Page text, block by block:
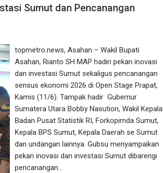
Sumut dan Pencanangan
topmetro.news, Asahan – Wakil Bupati
Asahan, Rianto SH MAP hadiri pekan inovasi
dan investasi Sumut sekaligus pencanangan
sensus ekonomi 2026 di Open Stage Prapat,
Kamis (11/6). Tampak hadir Gubernur
Sumatera Utara Bobby Nasution, Wakil Kepala
Badan Pusat Statistik RI, Forkopimda Sumut,
Kepala BPS Sumut, Kepala Daerah se Sumut
dan undangan lainnya. Gubsu menyampaikan
pekan inovasi dan investasi Sumut dibarengi
pencanangan…